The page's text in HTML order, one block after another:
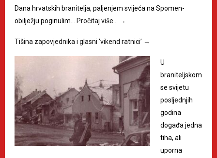
Dana hrvatskih branitelja, paljenjem svijeća na Spomen-
obilježju poginulim… Pročitaj više… →
Tišina zapovjednika i glasni ‘vikend ratnici’ →
U
braniteljskom
se svijetu
posljednjih
godina
događa jedna
tiha, ali
uporna